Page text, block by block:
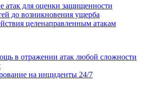
атак для оценки защищенности
до возникновения ущерба
целенаправленным атакам
в отражении атак любой сложности
на инциденты 24/7